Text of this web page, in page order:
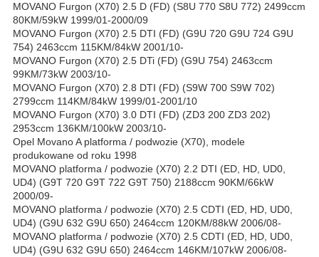
MOVANO Furgon (X70) 2.5 D (FD) (S8U 770 S8U 772) 2499ccm
80KM/59kW 1999/01-2000/09
MOVANO Furgon (X70) 2.5 DTI (FD) (G9U 720 G9U 724 G9U
754) 2463ccm 115KM/84kW 2001/10-
MOVANO Furgon (X70) 2.5 DTi (FD) (G9U 754) 2463ccm
99KM/73kW 2003/10-
MOVANO Furgon (X70) 2.8 DTI (FD) (S9W 700 S9W 702)
2799ccm 114KM/84kW 1999/01-2001/10
MOVANO Furgon (X70) 3.0 DTI (FD) (ZD3 200 ZD3 202)
2953ccm 136KM/100kW 2003/10-
Opel Movano A platforma / podwozie (X70), modele
produkowane od roku 1998
MOVANO platforma / podwozie (X70) 2.2 DTI (ED, HD, UD0,
UD4) (G9T 720 G9T 722 G9T 750) 2188ccm 90KM/66kW
2000/09-
MOVANO platforma / podwozie (X70) 2.5 CDTI (ED, HD, UD0,
UD4) (G9U 632 G9U 650) 2464ccm 120KM/88kW 2006/08-
MOVANO platforma / podwozie (X70) 2.5 CDTI (ED, HD, UD0,
UD4) (G9U 632 G9U 650) 2464ccm 146KM/107kW 2006/08-